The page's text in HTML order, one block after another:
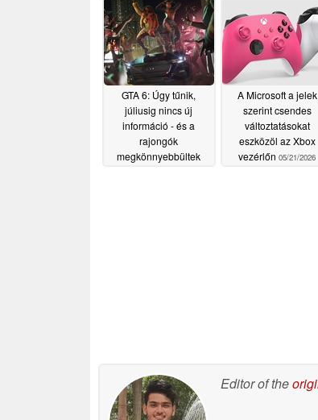
GTA 6: Úgy tűnik,
júliusig nincs új
információ - és a
rajongók
megkönnyebbültek
A Microsoft a jelek
szerint csendes
változtatásokat
eszközöl az Xbox
vezérlőn 05/21/2026
Editor of the